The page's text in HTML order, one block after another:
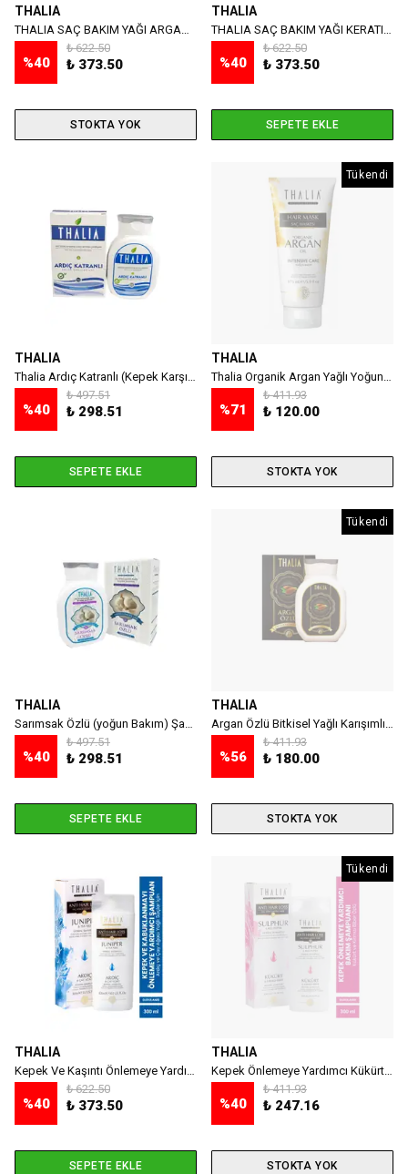
THALIA
THALIA SAÇ BAKIM YAĞI ARGAN 100 ML
%40
₺ 622.50
₺ 373.50
STOKTA YOK
THALIA
THALIA SAÇ BAKIM YAĞI KERATIN 100 ML
%40
₺ 622.50
₺ 373.50
SEPETE EKLE
THALIA
Thalia Ardıç Katranlı (Kepek Karşıtı) Şampuan 300 ml
%40
₺ 497.51
₺ 298.51
SEPETE EKLE
Tükendi
THALIA
Thalia Organik Argan Yağlı Yoğun Nemlendiricili Saç Bakım Maskesi - 175 ml
%71
₺ 411.93
₺ 120.00
STOKTA YOK
THALIA
Sarımsak Özlü (yoğun Bakım) Şampuan 300 Ml
%40
₺ 497.51
₺ 298.51
SEPETE EKLE
Tükendi
THALIA
Argan Özlü Bitkisel Yağlı Karışımlı Şampuanı 300ml
%56
₺ 411.93
₺ 180.00
STOKTA YOK
THALIA
Kepek Ve Kaşıntı Önlemeye Yardımcı Ardıç Ve Çay Ağacı Yağlı Saç Bakım Şampuanı - 300 Ml
%40
₺ 622.50
₺ 373.50
SEPETE EKLE
Tükendi
THALIA
Kepek Önlemeye Yardımcı Kükürt Ve Kırmızı Biber Özlü Saç Bakım Şampuanı - 300 Ml
%40
₺ 411.93
₺ 247.16
STOKTA YOK